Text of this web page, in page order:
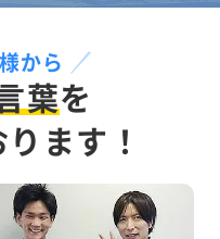
から
葉を
ます！